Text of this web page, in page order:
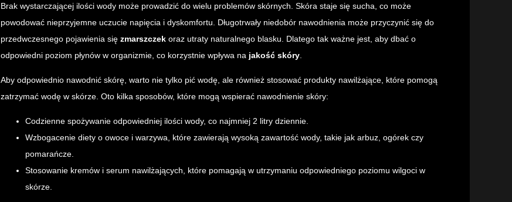
Brak wystarczającej ilości wody może prowadzić do wielu problemów skórnych. Skóra staje się sucha, co może
powodować nieprzyjemne uczucie napięcia i dyskomfortu. Długotrwały niedobór nawodnienia może przyczynić się do
przedwczesnego pojawienia się zmarszczek oraz utraty naturalnego blasku. Dlatego tak ważne jest, aby dbać o
odpowiedni poziom płynów w organizmie, co korzystnie wpływa na jakość skóry
Aby odpowiednio nawodnić skórę, warto nie tylko pić wodę, ale również stosować produkty nawilżające, które pomogą
zatrzymać wodę w skórze. Oto kilka sposobów, które mogą wspierać nawodnienie skóry:
Codzienne spożywanie odpowiedniej ilości wody, co najmniej 2 litry dziennie.
Wzbogacenie diety o owoce i warzywa, które zawierają wysoką zawartość wody, takie jak arbuz, ogórek czy
pomarańcze.
Stosowanie kremów i serum nawilżających, które pomagają w utrzymaniu odpowiedniego poziomu wilgoci w
skórze.